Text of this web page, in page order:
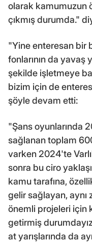
olarak kamumuzun
çıkmış durumda."
"Yine enteresan bir
fonlarının da yavaş
şekilde işletmeye
bizim için de
şöyle devam etti:
"Şans oyunlarında
sağlanan toplam
varken 2024'te
sonra bu ciro
kamu tarafına,
gelir sağlayan, aynı
önemli projeleri için
getirmiş
at yarışlarında da